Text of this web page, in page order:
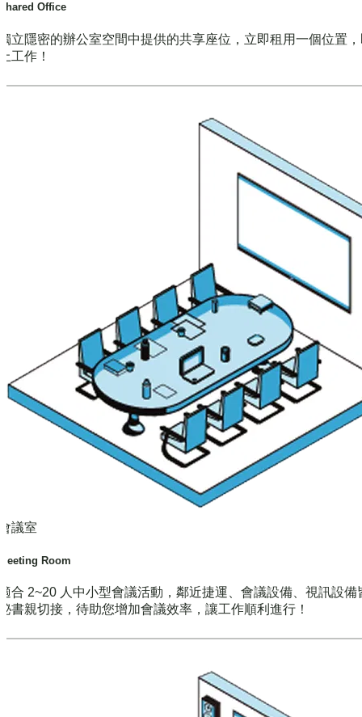
Office
立隱密的辦公室空間中提供的共享座位，立即租用一個位置
工作！
議室
Room
合 2~20 人中小型會議活動，鄰近捷運、會議設備、視訊設備
書親切接，待助您增加會議效率，讓工作順利進行！